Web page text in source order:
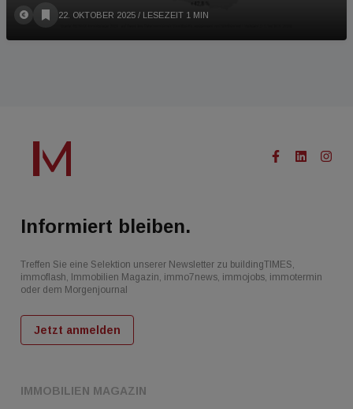
22. OKTOBER 2025 / LESEZEIT 1 MIN
IMMOBILIEN MAGAZIN
Informiert bleiben.
Treffen Sie eine Selektion unserer Newsletter zu buildingTIMES,
immoflash, Immobilien Magazin, immo7news, immojobs, immotermin
oder dem Morgenjournal
Jetzt anmelden